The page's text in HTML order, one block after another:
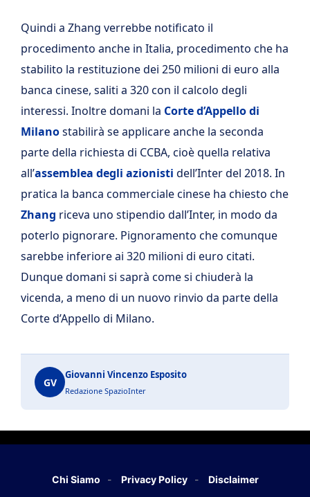
Quindi a Zhang verrebbe notificato il
procedimento anche in Italia, procedimento che ha
stabilito la restituzione dei 250 milioni di euro alla
banca cinese, saliti a 320 con il calcolo degli
interessi. Inoltre domani la Corte d’Appello di
Milanostabilirà se applicare anche la seconda
parte della richiesta di CCBA, cioè quella relativa
all’assemblea degli azionisti dell’Inter del 2018. In
pratica la banca commerciale cinese ha chiesto che
Zhang riceva uno stipendio dall’Inter, in modo da
poterlo pignorare. Pignoramento che comunque
sarebbe inferiore ai 320 milioni di euro citati.
Dunque domani si saprà come si chiuderà la
vicenda, a meno di un nuovo rinvio da parte della
Corte d’Appello di Milano.
GV
Giovanni Vincenzo Esposito
Redazione SpazioInter
Chi Siamo Privacy Policy Disclaimer